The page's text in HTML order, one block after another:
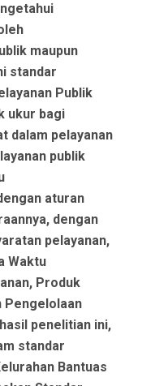
maupun
standar
Publik
ukur bagi
dalam pelayanan
publik
aturan
dengan
pelayanan,
Waktu
Produk
Pengelolaan
penelitian ini,
standar
Bantuas